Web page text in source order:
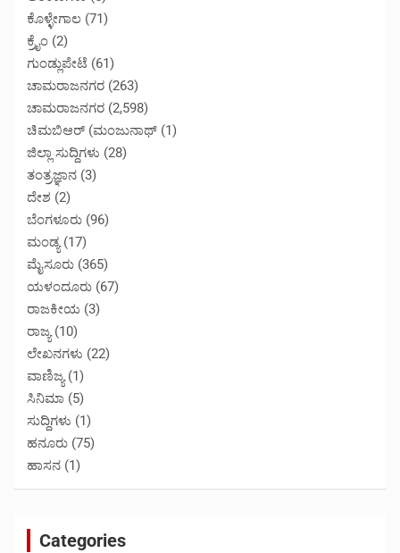
ಕೊಳ್ಳೇಗಾಲ (71)
ಕ್ರೈಂ (2)
ಗುಂಡ್ಲುಪೇಟೆ (61)
ಚಾಮರಾಜನಗರ (263)
ಚಾಮರಾಜನಗರ (2,598)
ಚಿಮಬಿಆರ್ (ಮಂಜುನಾಥ್ (1)
ಜಿಲ್ಲಾ ಸುದ್ದಿಗಳು (28)
ತಂತ್ರಜ್ಞಾನ (3)
ದೇಶ (2)
ಬೆಂಗಳೂರು (96)
ಮಂಡ್ಯ(17)
ಮೈಸೂರು (365)
ಯಳಂದೂರು (67)
ರಾಜಕೀಯ (3)
ರಾಜ್ಯ(10)
ಲೇಖನಗಳು (22)
ವಾಣಿಜ್ಯ(1)
ಸಿನಿಮಾ (5)
ಸುದ್ದಿಗಳು (1)
ಹನೂರು (75)
ಹಾಸನ (1)
Categories